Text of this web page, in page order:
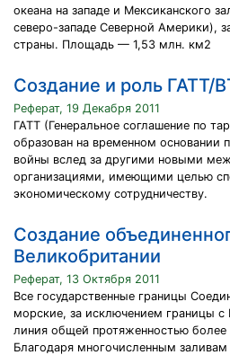
океана на западе и Мексиканского
северо-западе Северной Америки),
страны. Площадь — 1,53 млн. км2
Создание и роль ГАТТ/
Реферат, 19 Декабря 2011
ГАТТ (Генеральное соглашение по
образован на временном основании
войны вслед за другими новыми
организациями, имеющими целью
экономическому сотрудничеству.
Создание
Великобритании
Реферат, 13 Октября 2011
Все государственные границы
морские, за исключением границы с
линия общей протяженностью более
Благодаря многочисленным